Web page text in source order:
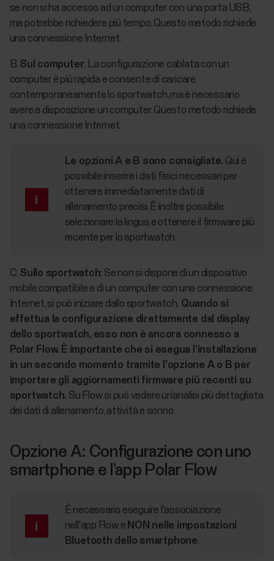
se non si ha accesso ad un computer con una porta USB,
ma potrebbe richiedere più tempo. Questo metodo richiede
una connessione Internet.
B. Sul computer: La configurazione cablata con un
computer è più rapida e consente di caricare
contemporaneamente lo sportwatch, ma è necessario
avere a disposizione un computer. Questo metodo richiede
una connessione Internet.
Le opzioni A e B sono consigliate. Qui è
possibile inserire i dati fisici necessari per
ottenere immediatamente dati di
allenamento precisi. È inoltre possibile
selezionare la lingua e ottenere il firmware più
recente per lo sportwatch.
C. Sullo sportwatch: Se non si dispone di un dispositivo
mobile compatibile e di un computer con una connessione
Internet, si può iniziare dallo sportwatch. Quando si
effettua la configurazione direttamente dal display
dello sportwatch, esso non è ancora connesso a
Polar Flow. È importante che si esegua l’installazione
in un secondo momento tramite l'opzione A o B per
importare gli aggiornamenti firmware più recenti su
sportwatch. Su Flow si può vedere un’analisi più dettagliata
dei dati di allenamento, attività e sonno.
Opzione A: Configurazione con uno
smartphone e l’app Polar Flow
È necessario eseguire l'associazione
nell'app Flow e NON nelle impostazioni
Bluetooth dello smartphone.